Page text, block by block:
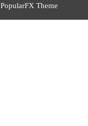
PopularFX Theme